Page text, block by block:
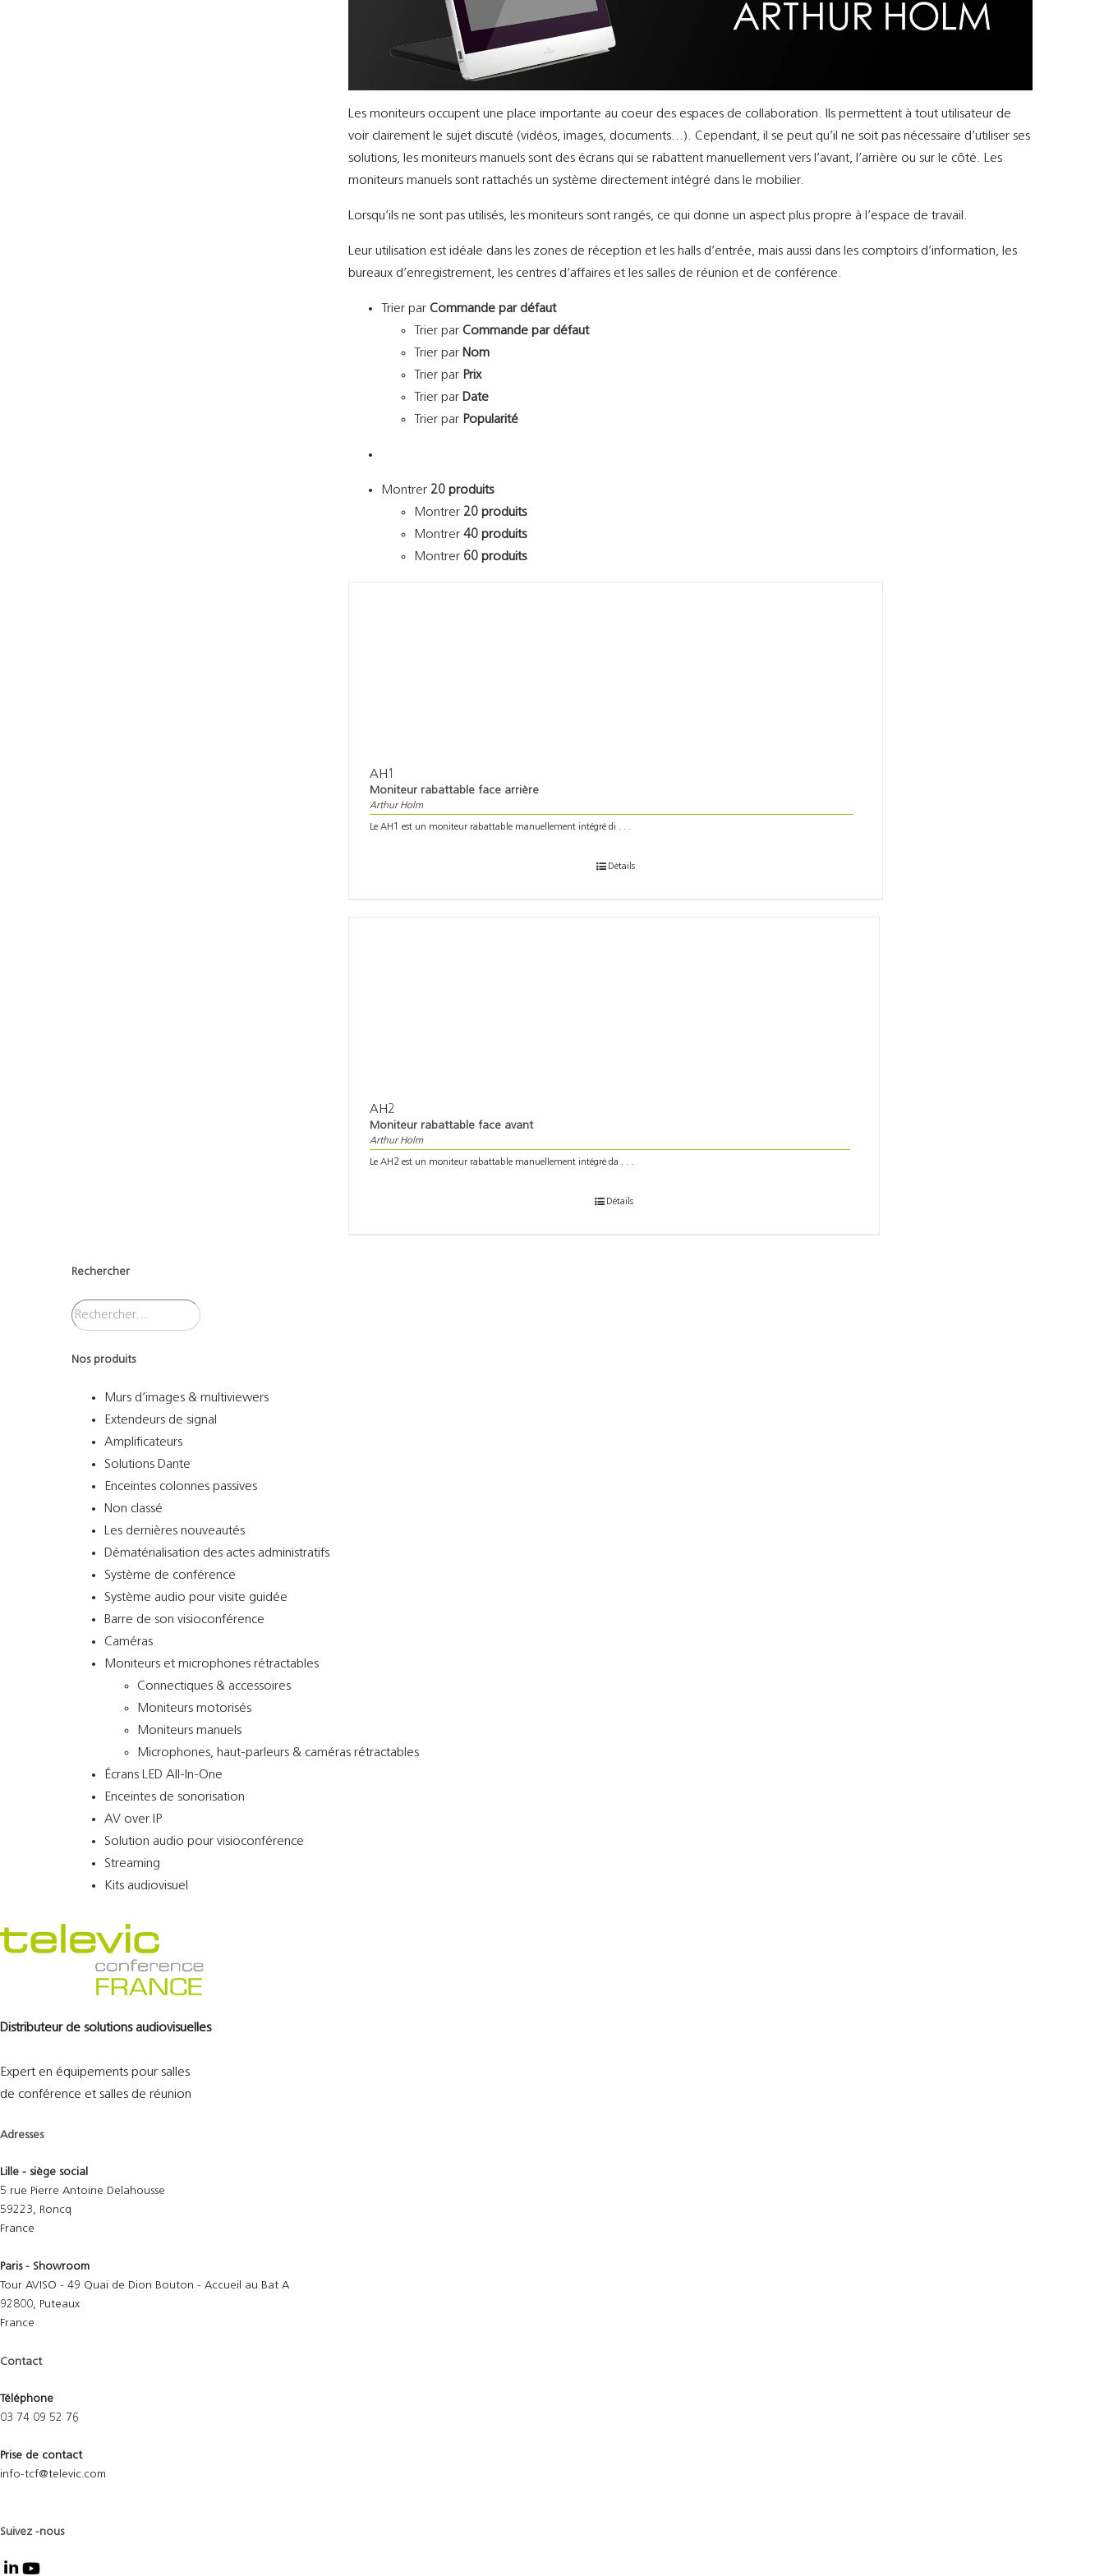
Les moniteurs occupent une place importante au coeur des espaces de collaboration. Ils permettent à tout utilisateur de
voir clairement le sujet discuté (vidéos, images, documents…). Cependant, il se peut qu’il ne soit pas nécessaire d’utiliser ses
solutions, les moniteurs manuels sont des écrans qui se rabattent manuellement vers l’avant, l’arrière ou sur le côté. Les
moniteurs manuels sont rattachés un système directement intégré dans le mobilier.
Lorsqu’ils ne sont pas utilisés, les moniteurs sont rangés, ce qui donne un aspect plus propre à l’espace de travail.
Leur utilisation est idéale dans les zones de réception et les halls d’entrée, mais aussi dans les comptoirs d’information, les
bureaux d’enregistrement, les centres d’affaires et les salles de réunion et de conférence.
Trier parCommande par défaut
Trier parCommande par défaut
Trier par Nom
Trier par Prix
Trier par Date
Trier par Popularité
Montrer 20 produits
Montrer 20 produits
Montrer40 produits
Montrer 60 produits
AH1
Moniteur rabattable face arrière
Arthur Holm
Le AH1 est un moniteur rabattable manuellement intégré di . . .
Détails
AH2
Moniteur rabattable face avant
Arthur Holm
Le AH2 est un moniteur rabattable manuellement intégré da . . .
Détails
Rechercher
Nos produits
Murs d’images & multiviewers
Extendeurs de signal
Amplificateurs
Solutions Dante
Enceintes colonnes passives
Non classé
Les dernières nouveautés
Dématérialisation des actes administratifs
Système de conférence
Système audio pour visite guidée
Barre de son visioconférence
Caméras
Moniteurs et microphones rétractables
Connectiques & accessoires
Moniteurs motorisés
Moniteurs manuels
Microphones, haut-parleurs & caméras rétractables
Écrans LED All-In-One
Enceintes de sonorisation
AV over IP
Solution audio pour visioconférence
Streaming
Kits audiovisuel
Distributeur de solutions audiovisuelles
Expert en équipements pour salles
de conférence et salles de réunion
Adresses
Lille - siège social
5 rue Pierre Antoine Delahousse
59223, Roncq
France
Paris - Showroom
Tour AVISO - 49 Quai de Dion Bouton - Accueil au Bat A
92800, Puteaux
France
Contact
Téléphone
03 74 09 52 76
Prise de contact
info-tcf@televic.com
Suivez -nous